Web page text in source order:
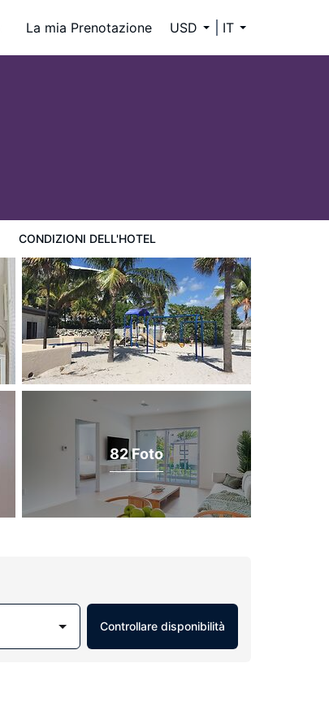
La mia Prenotazione USD IT
CONDIZIONI DELL'HOTEL
82 Foto
Controllare disponibilità